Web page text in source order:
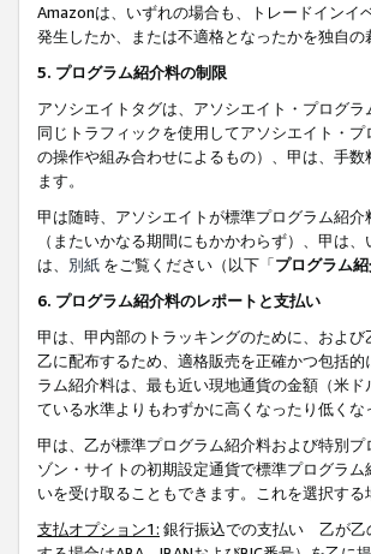
Amazonは、いずれの場合も、トレードインイ
発生したか、または不適格となったかを独自の
5. プログラム紹介料の制限
アソシエイトタグは、アソシエイト・プログ
同じトラフィックを使用してアソシエイト・
の操作や組み合わせによるもの）、甲は、手
ます。
甲は随時、アソシエイトが標準プログラム紹
（またいかなる期間にもかかわらず）、甲は
は、 別紙 をご覧ください（以下「プログラム
6. プログラム紹介料のレポートと支払い
甲は、甲内部のトラッキングのために、およ
乙に配布するため、適格販売を正確かつ包括
ラム紹介料は、最も近い現地通貨の金額（米
ている水準よりもわずかに高くなったり低く
甲は、乙が標準プログラム紹介料および特別
ゾン・サイトの初期設定通貨で標準プログラ
いを受け取ることもできます。これを選択す
支払オプション1: 銀行振込での支払い 乙が乙